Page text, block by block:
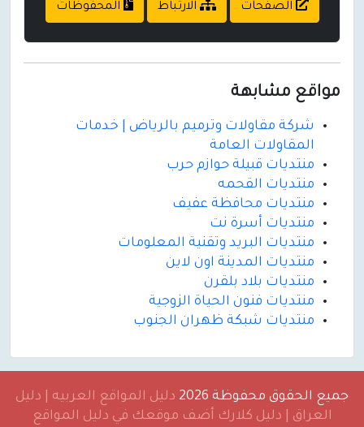
الصفحات الارتباط المحفوظات
مواقع مشابهة
شركة مقاولات وترميم بالرياض | خدمات
المقاولات العامة
منتديات قبيلة حوازم حرب
منتديات القحمه
منتديات محافظة عفيف
منتديات أسرة نت
منتديات البريد وتقنية المعلومات
منتديات المدينة اون لاين
منتديات بلاد بلقرن
منتديات فنون الحياة الزوجية
منتديات شبكة ظهران الجنوب
جميع الحقوق محفوظة 2026
دليل المواقع العربيه | دليل
العراق | دليل كلارك أضف موقعك في دليل المواقع